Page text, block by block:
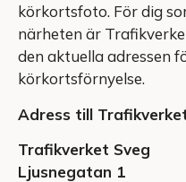
körkortsfoto. För dig
närheten är
den aktuella adressen
körkortsförnyelse.
Adress till
Trafikverket Sveg
Ljusnegatan 1